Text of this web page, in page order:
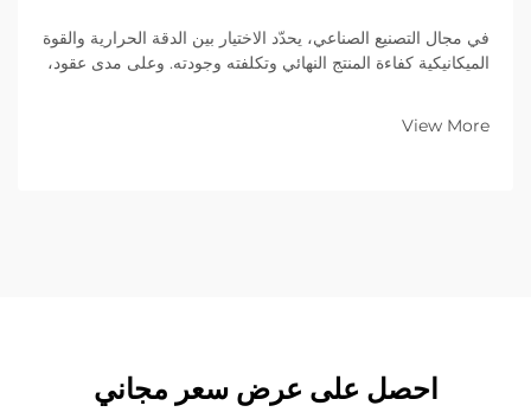
في مجال التصنيع الصناعي، يحدّد الاختيار بين الدقة الحرارية والقوة
الميكانيكية كفاءة المنتج النهائي وتكلفته وجودته. وعلى مدى عقود،
View More
احصل على عرض سعر مجاني